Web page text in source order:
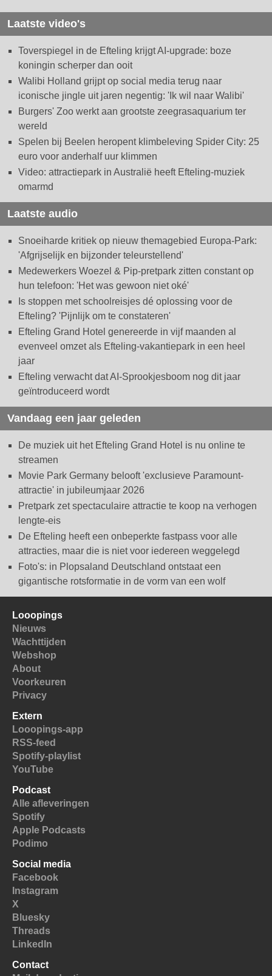
Laatste video's
Toverspiegel in de Efteling krijgt AI-upgrade: boze
koningin scherper dan ooit
Walibi Holland grijpt op social media terug naar
iconische jingle uit jaren negentig: 'Ik wil naar Walibi'
Burgers' Zoo werkt aan grootste zeegrasaquarium ter
wereld
Spelen bij Beelen heropent klimbeleving Spider City: 25
euro voor anderhalf uur klimmen
Video: attractiepark in Australië heeft Efteling-muziek
omarmd
Laatste audio
Snoeiharde kritiek op nieuw themagebied Europa-Park:
'Afgrijselijk en bijzonder teleurstellend'
Medewerkers Woezel & Pip-pretpark zitten constant op
hun telefoon: 'Het was gewoon niet oké'
Is stoppen met schoolreisjes dé oplossing voor de
Efteling? 'Pijnlijk om te constateren'
Efteling Grand Hotel genereerde in vijf maanden al
evenveel omzet als Efteling-vakantiepark in een heel
jaar
Efteling verwacht dat AI-Sprookjesboom nog dit jaar
geïntroduceerd wordt
Vandaag een jaar geleden
De muziek uit het Efteling Grand Hotel is nu online te
streamen
Movie Park Germany belooft 'exclusieve Paramount-
attractie' in jubileumjaar 2026
Pretpark zet spectaculaire attractie te koop na verhogen
lengte-eis
De Efteling heeft een onbeperkte fastpass voor alle
attracties, maar die is niet voor iedereen weggelegd
Foto's: in Plopsaland Deutschland ontstaat een
gigantische rotsformatie in de vorm van een wolf
Looopings
Nieuws
Wachttijden
Webshop
About
Voorkeuren
Privacy
Extern
Looopings-app
RSS-feed
Spotify-playlist
YouTube
Podcast
Alle afleveringen
Spotify
Apple Podcasts
Podimo
Social media
Facebook
Instagram
X
Bluesky
Threads
LinkedIn
Contact